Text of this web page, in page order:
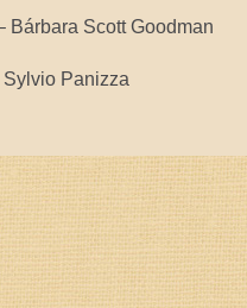
Bárbara Scott Goodman
Panizza